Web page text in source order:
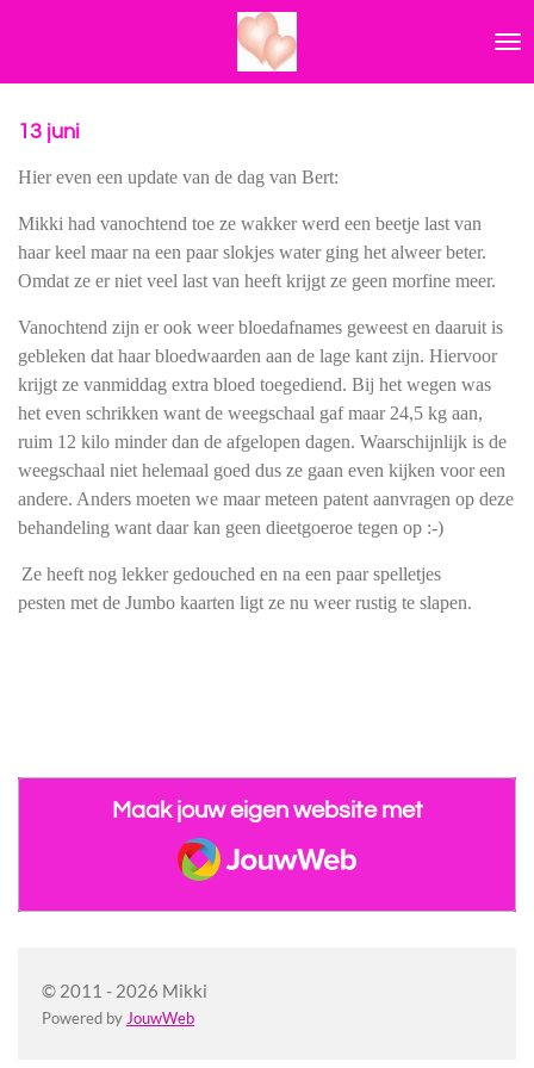
hoofdinhoud
13 juni
Hier even een update van de dag van Bert:
Mikki had vanochtend toe ze wakkerwerd een beetje last van
haar keel maar na een paar slokjes water ging het alweer beter.
Omdat ze er niet veel last van heeft krijgt ze geen morfine meer.
Vanochtend zijn er ook weerbloedafnames geweest en daaruit is
gebleken dat haar bloedwaarden aan de lage kant zijn. Hiervoor
krijgt ze vanmiddag extra bloed toegediend. Bij het wegen was
het even schrikken want de weegschaal gaf maar 24,5 kg aan,
ruim 12 kilo minder dan de afgelopen dagen. Waarschijnlijk is de
weegschaal niet helemaal goed dus ze gaan even kijken voor een
andere. Anders moeten we maar meteen patent aanvragen op deze
behandeling want daar kan geen dieetgoeroe tegen op :-)
Ze heeft nog lekker gedouched en na een paar spelletjes
pesten met de Jumbo kaarten ligt ze nu weer rustig te slapen.
Maak jouw eigen website met
JouwWeb
© 2011 - 2026 Mikki
Powered by JouwWeb